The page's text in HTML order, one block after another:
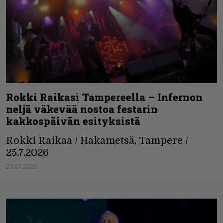
Rokki Raikasi Tampereella – Infernon
neljä väkevää nostoa festarin
kakkospäivän esityksistä
Rokki Raikaa / Hakametsä, Tampere /
25.7.2026
27.07.2026